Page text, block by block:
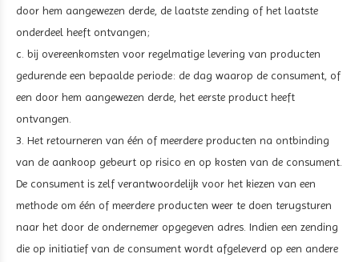
door hem aangewezen derde, de laatste zending of het laatste
onderdeel heeft ontvangen;
c. bij overeenkomsten voor regelmatige levering van producten
gedurende een bepaalde periode: de dag waarop de consument, of
een door hem aangewezen derde, het eerste product heeft
ontvangen.
3. Het retourneren van één of meerdere producten na ontbinding
van de aankoop gebeurt op risico en op kosten van de consument.
De consument is zelf verantwoordelijk voor het kiezen van een
methode om één of meerdere producten weer te doen terugsturen
naar het door de ondernemer opgegeven adres. Indien een zending
die op initiatief van de consument wordt afgeleverd op een andere